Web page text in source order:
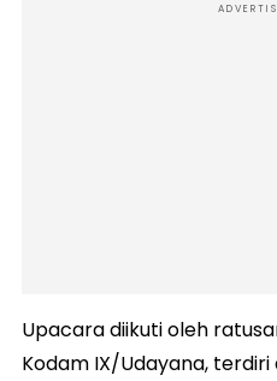
Upacara diikuti oleh
Kodam IX/Udayana,